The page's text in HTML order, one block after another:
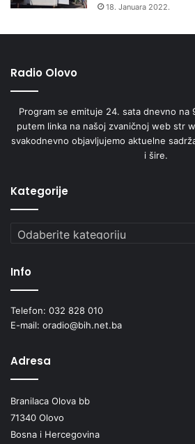
18. Januara 2022.
Radio Olovo
Program se emituje 24. sata dnevno na
putem linka na našoj zvaničnoj web str
svakodnevno objavljujemo aktuelne
i šire.
Kategorije
Kategorije
Info
Telefon: 032 828 010
E-mail: oradio@bih.net.ba
Adresa
Branilaca Olova bb
71340 Olovo
Bosna i Hercegovina